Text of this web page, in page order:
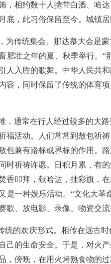
，相约数十人携带白酒、哈
底，此习俗保留至今。城镇
传统集会。那达慕大会是
肥壮之年的夏、秋季举行。
人入胜的歌舞。中华人民共
容，同时保留了传统的体育
通常在行人经过较多的大
福活动。人们常常到敖包祈
包兼有路标或界标的作用。
时祈祷许愿。日积月累，有
香叩拜，献哈达，挂彩旗，
是一种娱乐活动。“文化大
歌、放电影、录像、物资交
的欢庆形式。相传在远古
己的生命安全。于是，对火
，傍晚，在用火烤熟食物的